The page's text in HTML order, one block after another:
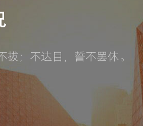
；不达目，誓不罢休。